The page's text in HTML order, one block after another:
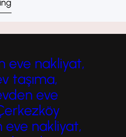
ve ticaret ağında
işletmelerin
veya üretim alanı
ihtiyaçları da beraberinde
Bu noktada Çerkezköy ofis…
eve nakliyat,
taşıma,
eve
eve nakliyat,